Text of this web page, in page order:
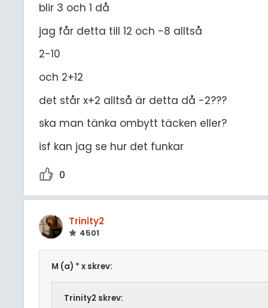
blir 3 och 1 då
jag får detta till 12 och -8 alltså
2-10
och 2+12
det står x+2 alltså är detta då -2???
ska man tänka ombytt täcken eller?
isf kan jag se hur det funkar
0
Trinity2
4501
M (a) * x skrev:
Trinity2 skrev: